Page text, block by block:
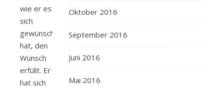
wie er es
sich
gewünscht
hat, den
Wunsch
erfüllt. Er
hat sich
Oktober 2016
September 2016
Juni 2016
Mai 2016